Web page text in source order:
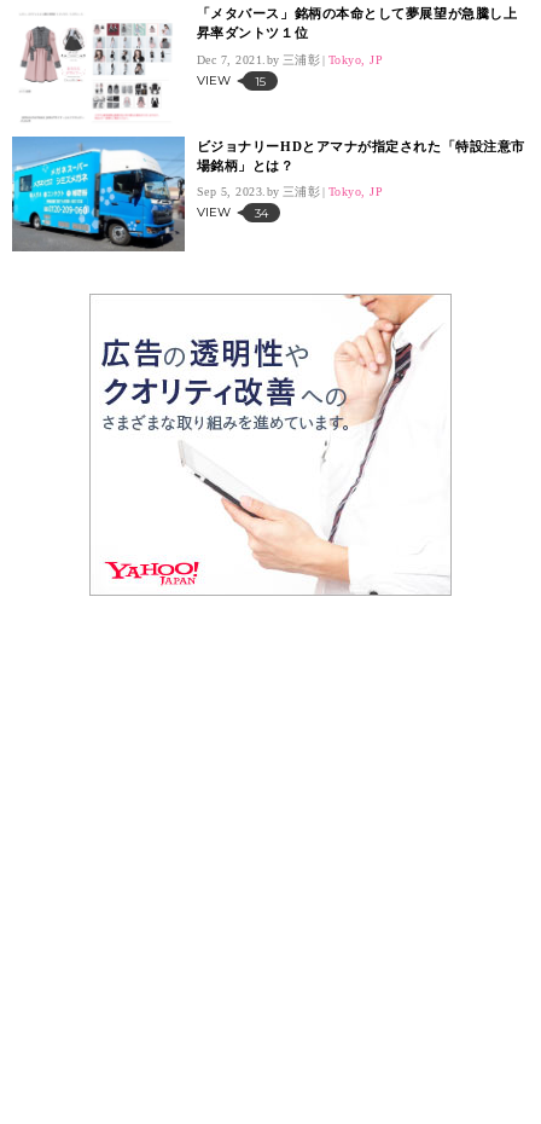
「メタバース」銘柄の本命として夢展望が急騰し上
昇率ダントツ１位
Dec 7, 2021. 三浦彰 Tokyo, JP
VIEW 15
ビジョナリーHDとアマナが指定された「特設注意市
場銘柄」とは？
Sep 5, 2023. 三浦彰 Tokyo, JP
VIEW 34